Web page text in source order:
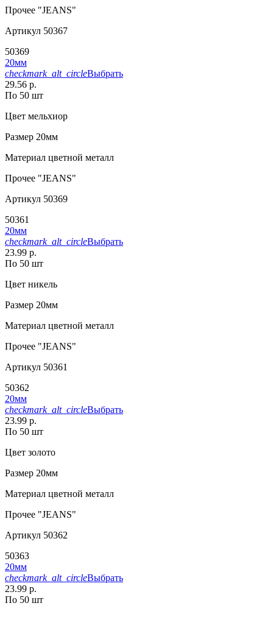
Прочее "JEANS"
Артикул 50367
50369
20мм
checkmark_alt_circleВыбрать
29.56 р.
По 50 шт
Цвет мельхиор
Размер 20мм
Материал цветной металл
Прочее "JEANS"
Артикул 50369
50361
20мм
checkmark_alt_circleВыбрать
23.99 р.
По 50 шт
Цвет никель
Размер 20мм
Материал цветной металл
Прочее "JEANS"
Артикул 50361
50362
20мм
checkmark_alt_circleВыбрать
23.99 р.
По 50 шт
Цвет золото
Размер 20мм
Материал цветной металл
Прочее "JEANS"
Артикул 50362
50363
20мм
checkmark_alt_circleВыбрать
23.99 р.
По 50 шт